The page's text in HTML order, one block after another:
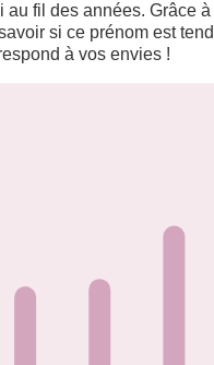
fil des années. Grâce
si ce prénom est
à vos envies !